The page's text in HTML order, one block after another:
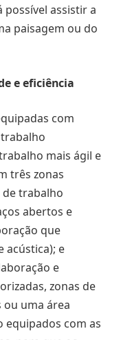
possível assistir a
paisagem ou do
e eficiência
com
mais ágil e
três zonas
trabalho
abertos e
que
acústica); e
e
zonas de
ou uma área
equipados com as